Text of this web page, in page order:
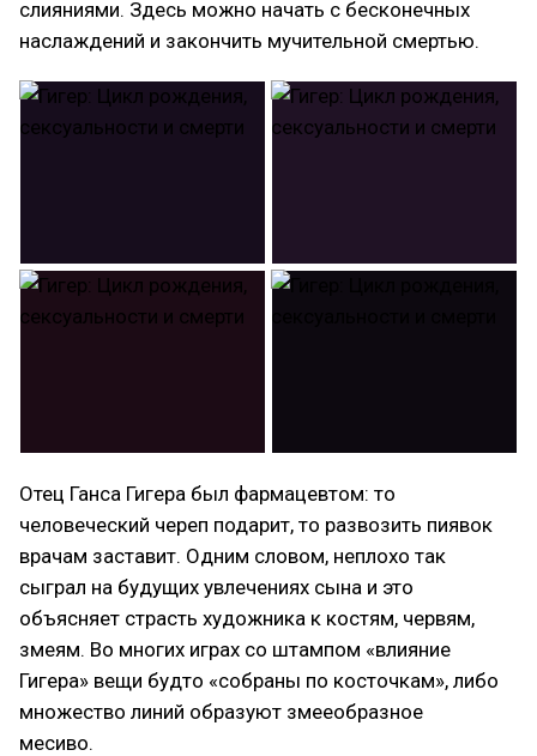
слияниями. Здесь можно начать с бесконечных
наслаждений и закончить мучительной смертью.
Отец Ганса Гигера был фармацевтом: то
человеческий череп подарит, то развозить пиявок
врачам заставит. Одним словом, неплохо так
сыграл на будущих увлечениях сына и это
объясняет страсть художника к костям, червям,
змеям. Во многих играх со штампом «влияние
Гигера» вещи будто «собраны по косточкам», либо
множество линий образуют змееобразное
месиво.